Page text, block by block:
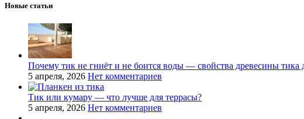
Новые статьи
Почему тик не гниёт и не боится воды — свойства древесины тика
5 апреля, 2026 Нет комментариев
Тик или кумару — что лучше для террасы?
5 апреля, 2026 Нет комментариев